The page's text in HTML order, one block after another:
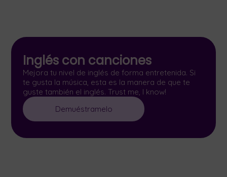
Inglés con canciones
Mejora tu nivel de inglés de forma entretenida. Si
te gusta la música, esta es la manera de que te
guste también el inglés. Trust me, I know!
Demuéstramelo